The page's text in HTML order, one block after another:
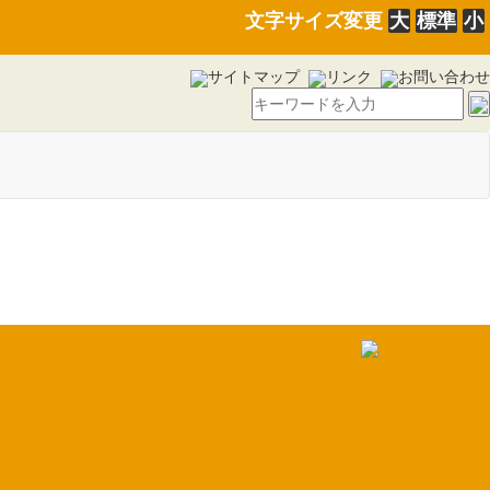
文字サイズ変更 大 標準 小
サイトマップ リンク お問い合わせ